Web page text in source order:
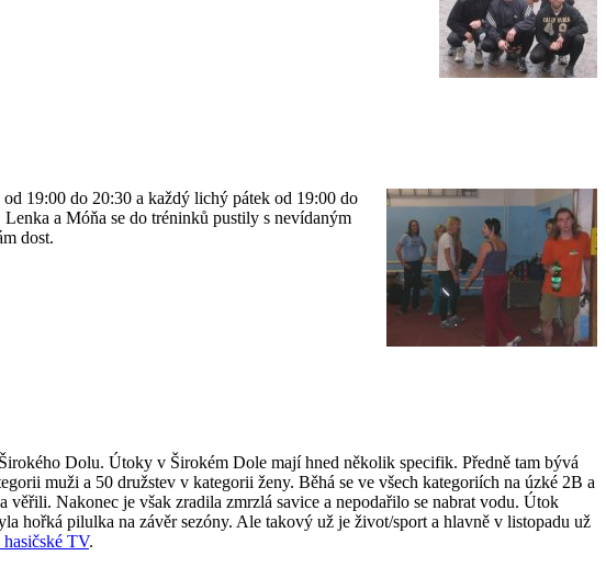
19:00 do 20:30 a každý lichý pátek od 19:00 do
a Móňa se do tréninků pustily s nevídaným
dost.
Dolu. Útoky v Širokém Dole mají hned několik specifik. Předně tam bývá
muži a 50 družstev v kategorii ženy. Běhá se ve všech kategoriích na úzké 2B a
Nakonec je však zradila zmrzlá savice a nepodařilo se nabrat vodu. Útok
hořká pilulka na závěr sezóny. Ale takový už je život/sport a hlavně v listopadu už
hasičské TV.